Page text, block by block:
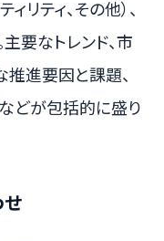
リティ、その他）、
要なトレンド、市
推進要因と課題、
どが包括的に盛り